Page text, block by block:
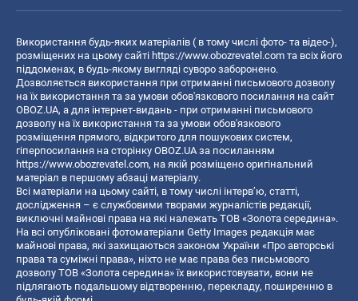
Використання будь-яких матеріалів ( в тому числі фото- та відео-),
розміщених на цьому сайті https://www.obozrevatel.com та всіх його
піддоменах, в будь-якому вигляді суворо заборонено.
Дозволяється використання при отриманні письмового дозволу
на їх використання та за умови обов'язкового посилання на сайт
OBOZ.UA, а для інтернет-видань - при отриманні письмового
дозволу на їх використання та за умови обов'язкового
розміщення прямого, відкритого для пошукових систем,
гіперпосилання на сторінку OBOZ.UA за посиланням
https://www.obozrevatel.com, на якій розміщено оригінальний
матеріал в першому абзаці матеріалу.
Всі матеріали на цьому сайті, в тому числі інтерв’ю, статті,
дослідження – є службовими творами журналістів редакції,
виключні майнові права на які належать ТОВ «Золота середина».
На всі опубліковані фотоматеріали Getty Images редакція має
майнові права, які захищаються законом України «Про авторські
права та суміжні права», ніхто не має права без письмового
дозволу ТОВ «Золота середина» їх використовувати, вони не
підлягають подальшому відтворенню, перекладу, поширенню в